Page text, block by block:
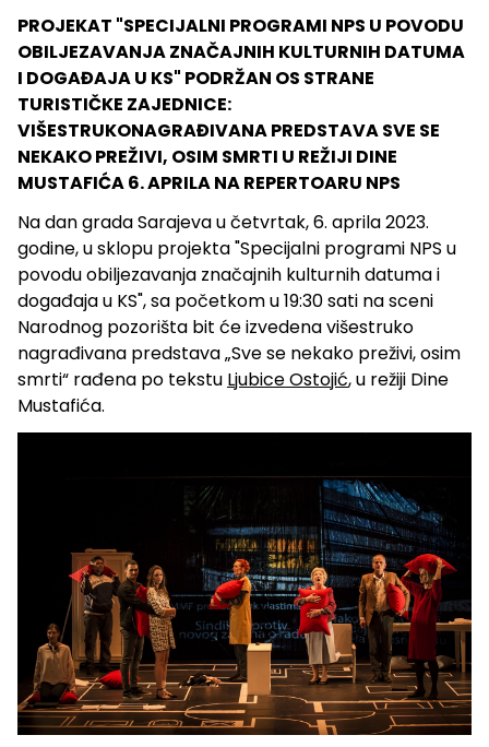
PROJEKAT "SPECIJALNI PROGRAMI NPS U POVODU
OBILJEZAVANJA ZNAČAJNIH KULTURNIH DATUMA
I DOGAĐAJA U KS" PODRŽAN OS STRANE
TURISTIČKE ZAJEDNICE:
VIŠESTRUKONAGRAĐIVANA PREDSTAVA SVE SE
NEKAKO PREŽIVI, OSIM SMRTI U REŽIJI DINE
MUSTAFIĆA 6. APRILA NA REPERTOARU NPS
Na dan grada Sarajeva u četvrtak, 6. aprila 2023.
godine, u sklopu projekta "Specijalni programi NPS u
povodu obiljezavanja značajnih kulturnih datuma i
događaja u KS", sa početkom u 19:30 sati na sceni
Narodnog pozorišta bit će izvedena višestruko
nagrađivana predstava „Sve se nekako preživi, osim
smrti“ rađena po tekstu Ljubice Ostojić, u režiji Dine
Mustafića.